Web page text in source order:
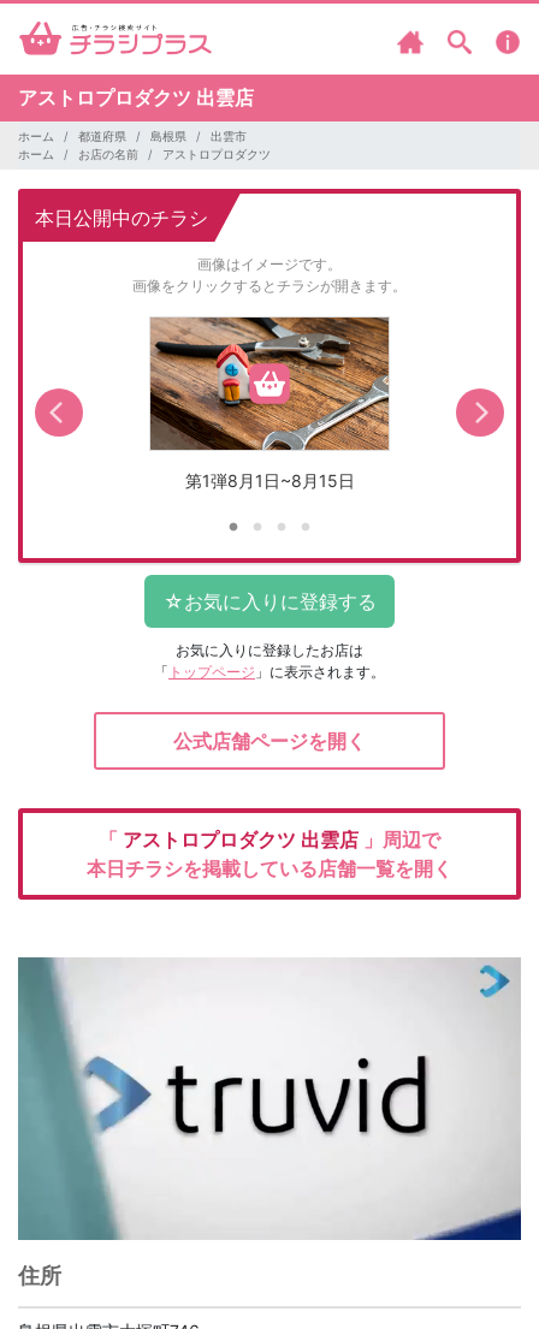
アストロプロダクツ 出雲店
ホーム 都道府県 島根県
出雲市
ホーム
お店の名前 アストロプロダクツ
本日公開中のチラシ
画像はイメージです。
画像をクリックするとチラシが開きます。
第1弾8月1日~8月15日
お気に入りに登録したお店は
「 トップページ 」に表示されます。
公式店舗ページを開く
「 アストロプロダクツ 出雲店 」周辺で
本日チラシを掲載している店舗一覧を開く
住所